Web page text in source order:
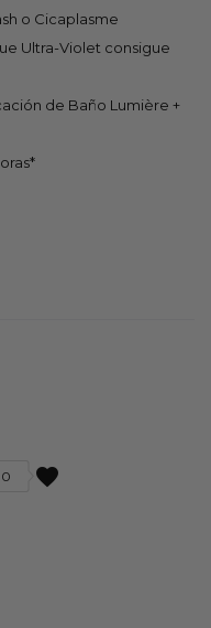
o Cicaplasme
Ultra-Violet consigue
de Baño Lumière +
favorite
0